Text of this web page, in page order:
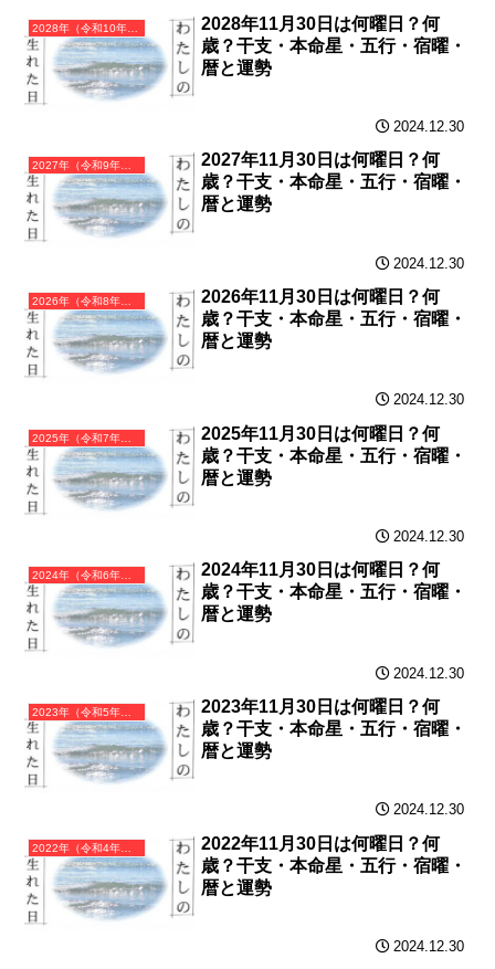
2028年（令和10年）戊申（つちのえさる）・申年（さる年）カレンダー（月曜はじまり）
2028年11月30日は何曜日？何
歳？干支・本命星・五行・宿曜・
暦と運勢
2024.12.30
2027年（令和9年）丁未（ひのとひつじ）・未年（ひつじ年）カレンダー（月曜はじまり）
2027年11月30日は何曜日？何
歳？干支・本命星・五行・宿曜・
暦と運勢
2024.12.30
2026年（令和8年）丙午（ひのえうま）・午年（うま年）カレンダー（月曜はじまり）
2026年11月30日は何曜日？何
歳？干支・本命星・五行・宿曜・
暦と運勢
2024.12.30
2025年（令和7年）乙巳（きのとみ）・巳年（へび年）カレンダー（月曜はじまり）
2025年11月30日は何曜日？何
歳？干支・本命星・五行・宿曜・
暦と運勢
2024.12.30
2024年（令和6年）甲辰（きのえたつ）・辰年（たつ年）カレンダー（月曜はじまり）
2024年11月30日は何曜日？何
歳？干支・本命星・五行・宿曜・
暦と運勢
2024.12.30
2023年（令和5年）癸卯（みずのとう）・卯年（うさぎ年）カレンダー（月曜はじまり）
2023年11月30日は何曜日？何
歳？干支・本命星・五行・宿曜・
暦と運勢
2024.12.30
2022年（令和4年）壬寅（みずのえとら）・寅年（とら年）カレンダー（月曜はじまり）
2022年11月30日は何曜日？何
歳？干支・本命星・五行・宿曜・
暦と運勢
2024.12.30